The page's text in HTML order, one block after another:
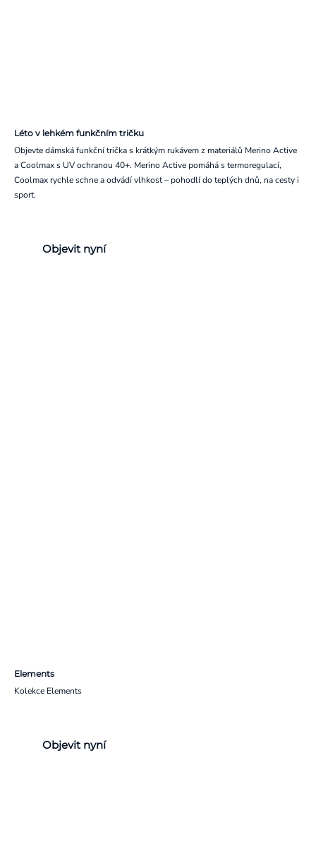
Léto v lehkém funkčním tričku
Objevte dámská funkční trička s krátkým rukávem z materiálů Merino Active
a Coolmax s UV ochranou 40+. Merino Active pomáhá s termoregulací,
Coolmax rychle schne a odvádí vlhkost – pohodlí do teplých dnů, na cesty i
sport.
Objevit nyní
Elements
Kolekce Elements
Objevit nyní